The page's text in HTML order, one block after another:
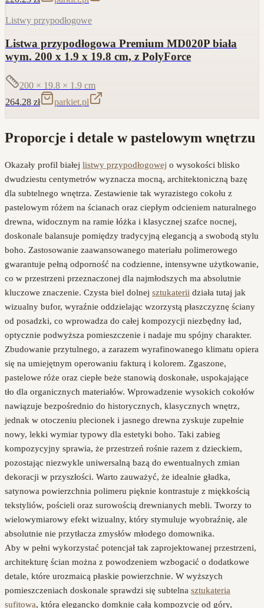
Listwy przypodłogowe
Listwa przypodłogowa Premium MD020P biała
wym. 200 x 1.9 x 19.8 cm, z PolyForce
200 × 19.8 × 1.9 cm
264.28 zł parkiet.pl
Proporcje i detale w pastelowym wnętrzu
Okazały profil białej listwy przypodłogowej o wysokości blisko
dwudziestu centymetrów wyznacza mocną, architektoniczną bazę
dla subtelnego wnętrza. Zestawienie tak wyrazistego cokołu z
pastelowym różem na ścianach oraz ciepłym odcieniem naturalnego
drewna, widocznym na ramie łóżka i klasycznej szafce nocnej,
doskonale balansuje pomiędzy tradycyjną elegancją a swobodą stylu
boho. Zastosowanie zaawansowanego materiału polimerowego
gwarantuje pełną odporność na codzienne, intensywne użytkowanie,
co w przestrzeni przeznaczonej dla najmłodszych ma absolutnie
kluczowe znaczenie. Czysta biel dolnej sztukaterii działa tutaj jak
wizualny bufor, wyraźnie oddzielając wzorzystą płaszczyznę ściany
od posadzki, co wprowadza do całej kompozycji niezbędny ład,
optycznie podwyższa pomieszczenie i nadaje mu spójny charakter.
Zbudowanie przytulnego, a zarazem wyrafinowanego klimatu opiera
się na umiejętnym operowaniu fakturą i kolorem. Zgaszone,
pastelowe róże oraz ciepłe beże stanowią doskonałe, uspokajające
tło dla organicznych materiałów. Wprowadzenie wysokich cokołów
nawiązuje bezpośrednio do historycznych, klasycznych wnętrz,
jednak w otoczeniu plecionek i jasnego drewna zyskuje zupełnie
nowy, lekki wymiar typowy dla estetyki boho. Taki zabieg
kompozycyjny sprawia, że przestrzeń rośnie razem z dzieckiem,
pozostając niezwykle uniwersalną bazą do ewentualnych zmian
dekoracji w przyszłości. Warto zauważyć, że idealnie gładka,
satynowa powierzchnia polimeru pięknie kontrastuje z miękkością
tekstyliów, pościeli oraz surowością drewnianych mebli. Tworzy to
wielowymiarowy efekt wizualny, który stymuluje wyobraźnię, ale
absolutnie nie przytłacza zmysłów młodego domownika.
Aby w pełni wykorzystać potencjał tak zaprojektowanej przestrzeni,
architekturę ścian można z powodzeniem wzbogacić o dodatkowe
detale, które urozmaicą płaskie powierzchnie. W wyższych
pomieszczeniach doskonale sprawdzi się subtelna sztukateria
sufitowa, która elegancko domknie całą kompozycję od góry,